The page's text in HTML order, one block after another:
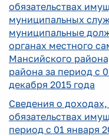
обязательствах
муниципальных
муниципальные
органах местного
Мансийского
района за период с
декабря 2015 года
Сведения о
обязательствах
период с 01 января